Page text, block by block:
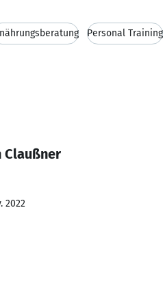
Personal Training
Claußner
2022